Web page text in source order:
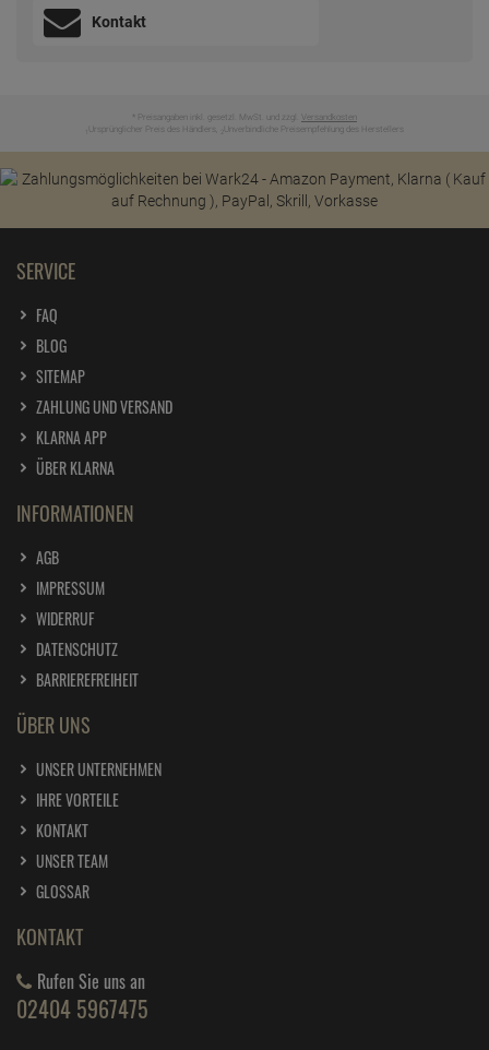
Kontakt
* Preisangaben inkl. gesetzl. MwSt. und zzgl. Versandkosten
Ursprünglicher Preis des Händlers, Unverbindliche Preisempfehlung des Herstellers
SERVICE
FAQ
BLOG
SITEMAP
ZAHLUNG UND VERSAND
KLARNA APP
ÜBER KLARNA
INFORMATIONEN
AGB
IMPRESSUM
WIDERRUF
DATENSCHUTZ
BARRIEREFREIHEIT
ÜBER UNS
UNSER UNTERNEHMEN
IHRE VORTEILE
KONTAKT
UNSER TEAM
GLOSSAR
KONTAKT
Rufen Sie uns an
02404 5967475